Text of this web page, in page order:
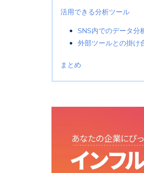
活用できる分析ツール
SNS内でのデータ分
外部ツールとの掛け
まとめ